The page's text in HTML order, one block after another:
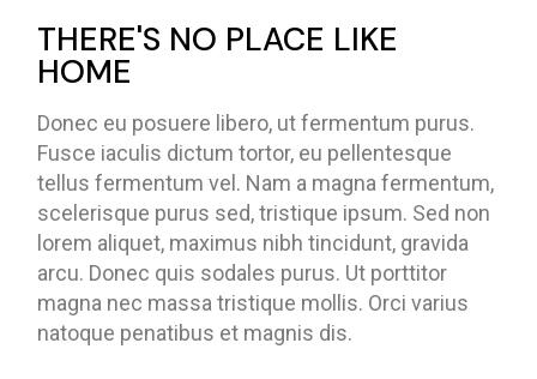
THERE'S NO PLACE LIKE
HOME
Donec eu posuere libero, ut fermentum purus.
Fusce iaculis dictum tortor, eu pellentesque
tellus fermentum vel. Nam a magna fermentum,
scelerisque purus sed, tristique ipsum. Sed non
lorem aliquet, maximus nibh tincidunt, gravida
arcu. Donec quis sodales purus. Ut porttitor
magna nec massa tristique mollis. Orci varius
natoque penatibus et magnis dis.